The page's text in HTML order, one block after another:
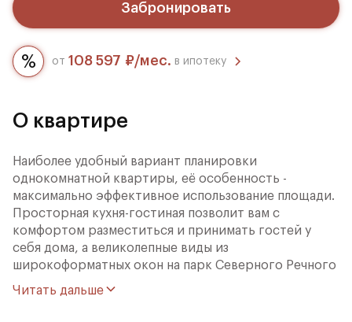
Забронировать
от 108 597 ₽/мес. в ипотеку
О квартире
Наиболее удобный вариант планировки
однокомнатной квартиры, её особенность -
максимально эффективное использование площади.
Просторная кухня-гостиная позволит вам с
комфортом разместиться и принимать гостей у
себя дома, а великолепные виды из
широкоформатных окон на парк Северного Речного
Вокзала и тихий благоустроенный двор дополнят
преимущества квартиры.
Читать дальше